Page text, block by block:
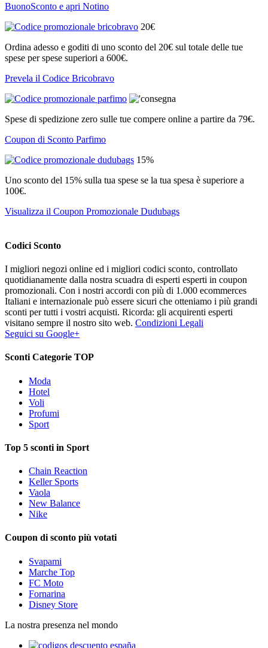
BuonoSconto e apri Notino
20€
Ordina adesso e goditi di uno sconto del 20€ sul totale delle tue
spese per spese superiori a 600€.
Prevela il Codice Bricobravo
Spese di spedizione zero sulle tue compere online a partire da 79€.
Coupon di Sconto Parfimo
15%
Uno sconto del 15% sulla tua spese se la tua spesa è superiore a
100€.
Visualizza il Coupon Promozionale Dudubags
Codici Sconto
I migliori negozi online ed i migliori codici sconto, controllato
quotidianamente dalla nostra scuadra di esperti esperti in coupon
promozionali. Con i nostri accordi con più di 1.000 ecommerces
Italiani e internazionale può essere sicuri che otteniamo i più grandi
sconti per tutti i vostri acquisti. Ricorda: gli acquirenti esperti
visitano sempre il nostro sito web. Condizioni Legali
Seguici su Google+
Sconti Categorie TOP
Moda
Hotel
Voli
Profumi
Sport
Top 5 sconti in Sport
Chain Reaction
Keller Sports
Vaola
New Balance
Nike
Coupon di sconto più votati
Svapami
Marche Top
FC Moto
Fornarina
Disney Store
La nostra presenza nel mondo